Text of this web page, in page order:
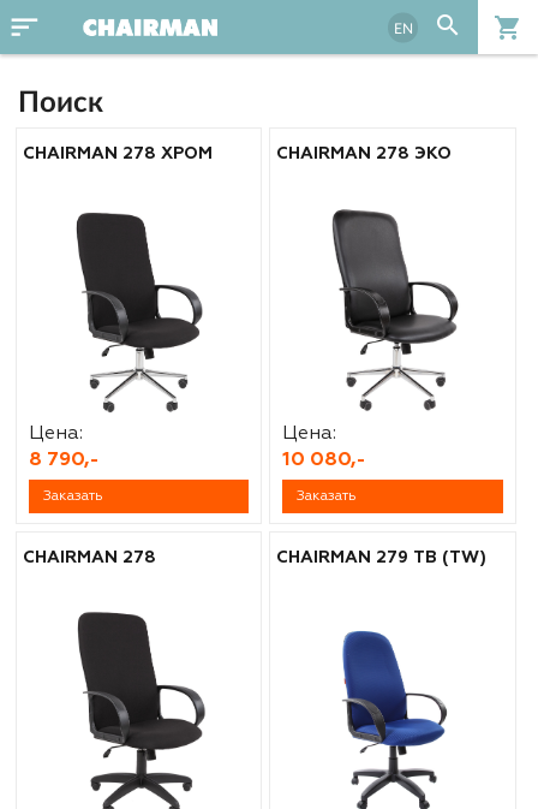
sort EN search shopping_cart
Поиск
CHAIRMAN 278 ХРОМ
Цена:
8 790,-
Заказать
CHAIRMAN 278 ЭКО
Цена:
10 080,-
Заказать
CHAIRMAN 278 CHAIRMAN 279 ТВ (TW)